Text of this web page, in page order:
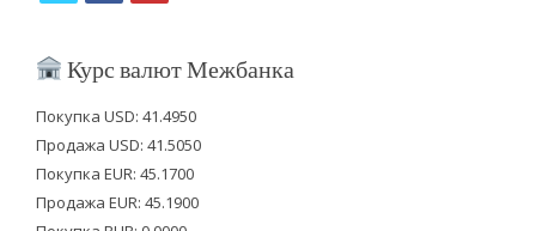
i
t
e
r
b
o
o
u
b
e
Курс валют Межбанка
Покупка USD: 41.4950
Продажа USD: 41.5050
Покупка EUR: 45.1700
Продажа EUR: 45.1900